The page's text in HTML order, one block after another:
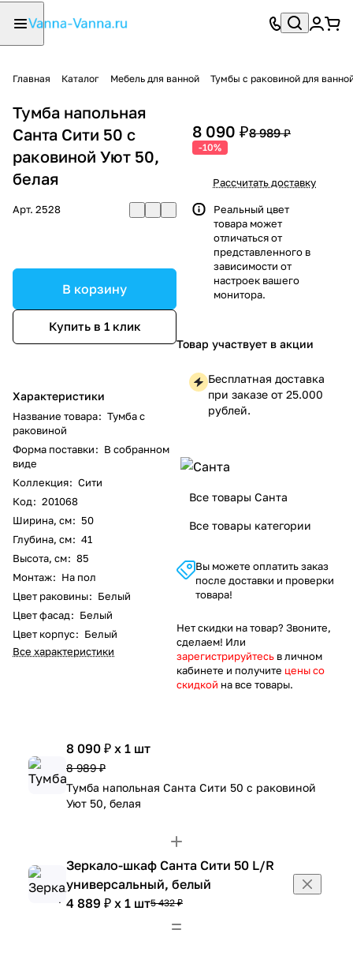
Главная Каталог Мебель для ванной Тумбы с раковиной для
Тумба напольная
Санта Сити 50 с
раковиной Уют 50,
белая
Арт. 2528
В корзину
Купить в 1 клик
Характеристики
Название товара: Тумба с
раковиной
Форма поставки: В собранном
виде
Коллекция: Сити
Код: 201068
Ширина, см: 50
Глубина, см: 41
Высота, см: 85
Монтаж: На пол
Цвет раковины: Белый
Цвет фасад: Белый
Цвет корпус: Белый
Все характеристики
8 090 ₽8 989 ₽
-10%
Рассчитать доставку
Реальный цвет
товара может
отличаться от
представленного в
зависимости от
настроек вашего
монитора.
Товар участвует в акции
Бесплатная доставка
при заказе от 25.000
рублей.
Все товары Санта
Все товары категории
Вы можете оплатить заказ
после доставки и проверки
товара!
Нет скидки на товар? Звоните,
сделаем! Или
зарегистрируйтесь в личном
кабинете и получите цены со
скидкой на все товары.
8 090 ₽ x 1 шт
8 989 ₽
Тумба напольная Санта Сити 50 с раковиной
Уют 50, белая
Зеркало-шкаф Санта Сити 50 L/R
универсальный, белый
4 889 ₽ x 1 шт5 432 ₽